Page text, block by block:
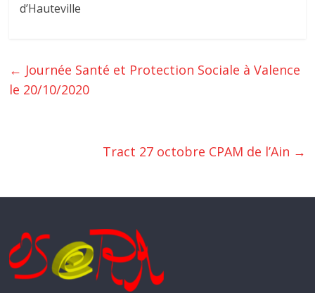
d’Hauteville
← Journée Santé et Protection Sociale à Valence
le 20/10/2020
Tract 27 octobre CPAM de l’Ain →